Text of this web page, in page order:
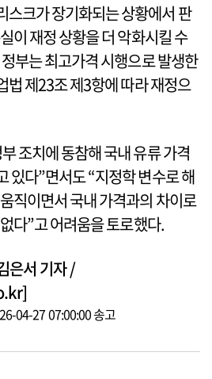
스크가 장기화되는 상황에서 판
이 재정 상황을 더 악화시킬 수
부는 최고가격 시행으로 발생한
법 제23조 제3항에 따라 재정으
조치에 동참해 국내 유류 가격
있다”면서도 “지정학 변수로 해
직이면서 국내 가격과의 차이로
다”고 어려움을 토로했다.
은서 기자 /
04-27 07:00:00 송고